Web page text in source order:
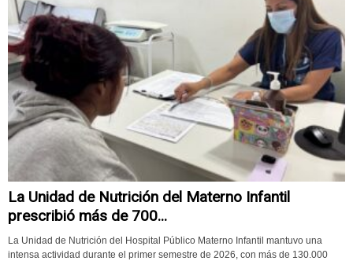
La Unidad de Nutrición del Materno Infantil
prescribió más de 700...
La Unidad de Nutrición del Hospital Público Materno Infantil mantuvo una
intensa actividad durante el primer semestre de 2026, con más de 130.000